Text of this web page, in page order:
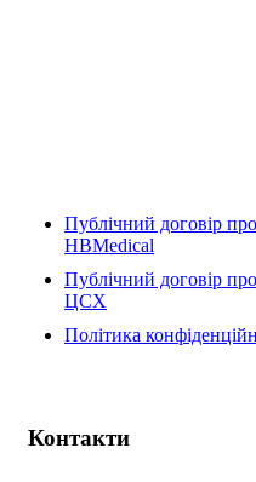
Публічний договір
HBMedical
Публічний договір
ЦСХ
Політика
Контакти